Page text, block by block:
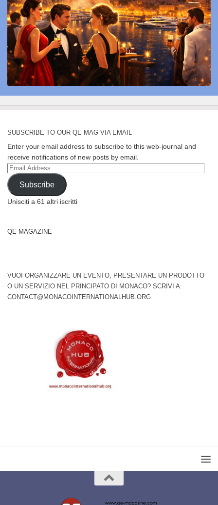
SUBSCRIBE TO OUR QE MAG VIA EMAIL
Enter your email address to subscribe to this web-journal and
receive notifications of new posts by email.
Email
Address
Subscribe
Unisciti a 61 altri iscritti
QE-MAGAZINE
VUOI ORGANIZZARE UN EVENTO, PRESENTARE UN PRODOTTO
O UN SERVIZIO NEL PRINCIPATO DI MONACO? SCRIVI A:
CONTACT@MONACOINTERNATIONALHUB.ORG